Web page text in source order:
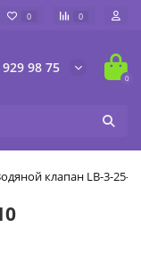
0 0
98 75
0
клапан LB-3-25-10